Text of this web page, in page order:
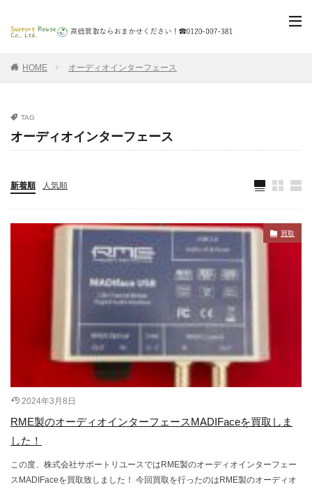
HOME オーディオインターフェース
TAG
オーディオインターフェース
新着順 人気順
買取
2024年3月8日
RME製のオーディオインターフェースMADIFaceを買取しま
した！
この度、株式会社サポートリユースではRME製のオーディオインターフェー
スMADIFaceを買取致しました！ 今回買取を行ったのはRME製のオーディオ